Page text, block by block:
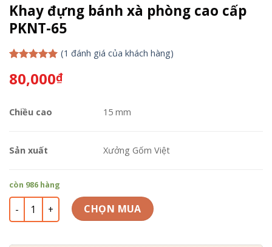
Khay đựng bánh xà phòng cao cấp
PKNT-65
dựa trên
đánh giá
(1 đánh giá của khách hàng)
80,000₫
Chiều cao 15 mm
Sản xuất Xưởng Gốm Việt
còn 986 hàng
Khay đựng bánh xà phòng cao cấp PKNT-65 số lượng
CHỌN MUA